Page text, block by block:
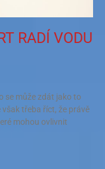
RADÍ VODU
se může zdát jako to
třeba říct, že právě
mohou ovlivnit